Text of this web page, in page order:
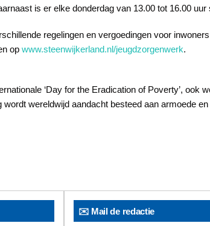
is er elke donderdag van 13.00 tot 16.00
regelingen en vergoedingen voor
op www.steenwijkerland.nl/jeugdzorgenwerk.
‘Day for the Eradication of Poverty’,
wordt wereldwijd aandacht besteed aan armoede
✉️ Mail de redactie